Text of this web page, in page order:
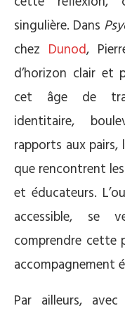
singulière. Dans
chez Dunod,
d’horizon clair et
cet âge de
identitaire,
rapports aux pairs,
que rencontrent
et éducateurs.
accessible,
comprendre cette
accompagnement
Par ailleurs, avec